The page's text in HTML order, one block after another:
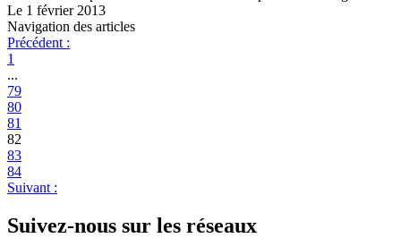
Le 1 février 2013
Navigation des articles
Précédent :
1
...
79
80
81
82
83
84
Suivant :
Suivez-nous sur les réseaux